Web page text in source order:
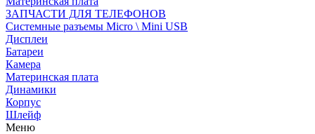
ЗАПЧАСТИ ДЛЯ ТЕЛЕФОНОВ
Системные разъемы Micro \ Mini USB
Дисплеи
Батареи
Камера
Материнская плата
Динамики
Корпус
Шлейф
Меню